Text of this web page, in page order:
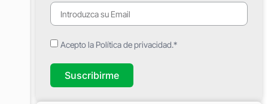
Acepto la Política de privacidad.*
Suscribirme